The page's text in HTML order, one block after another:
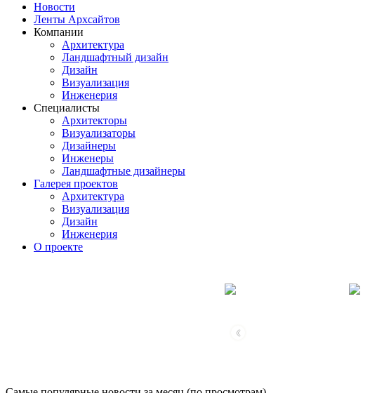
Новости
Ленты Архсайтов
Компании
Архитектура
Ландшафтный дизайн
Дизайн
Визуализация
Инженерия
Специалисты
Архитекторы
Визуализаторы
Дизайнеры
Инженеры
Ландшафтные дизайнеры
Галерея проектов
Архитектура
Визуализация
Дизайн
Инженерия
О проекте
‹